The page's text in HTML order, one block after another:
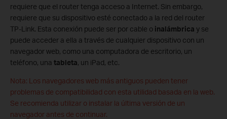
requiere que el router tenga acceso a Internet. Sin embargo,
requiere que su dispositivo esté conectado a la red del router
TP-Link. Esta conexión puede ser por cable o inalámbrica y se
puede acceder a ella a través de cualquier dispositivo con un
navegador web, como una computadora de escritorio, un
teléfono, una tableta, un iPad, etc.
Nota: Los navegadores web más antiguos pueden tener
problemas de compatibilidad con esta utilidad basada en la web.
Se recomienda utilizar o instalar la última versión de un
navegador antes de continuar.